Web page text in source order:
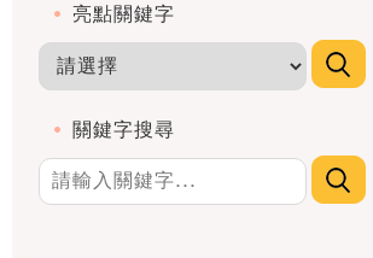
亮點關鍵字
關鍵字搜尋